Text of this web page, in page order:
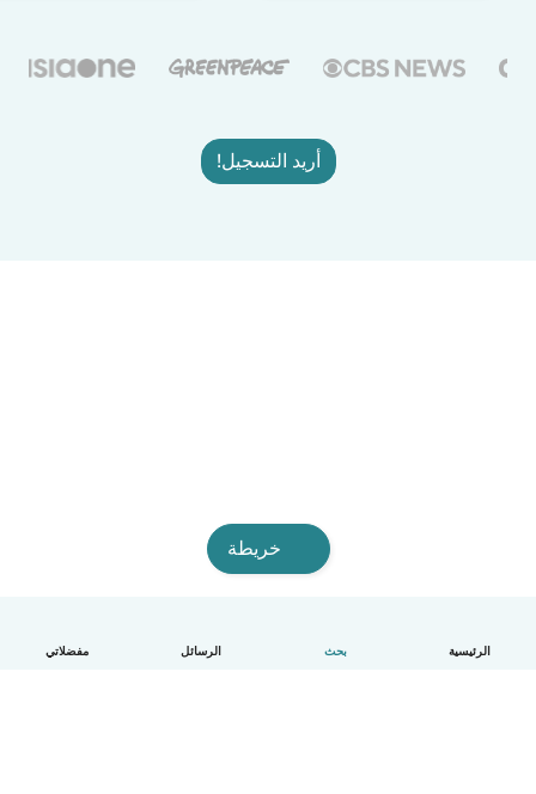
الرئيسية بحث الرسائل مفضلاتي
أريد التسجيل!
خريطة